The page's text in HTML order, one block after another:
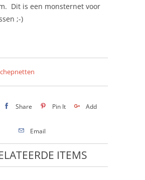
Dit is een monsternet voor
;-)
Share Pin It Add
Email
ITEMS